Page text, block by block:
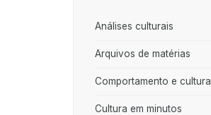
Análises culturais
Arquivos de matérias
Comportamento e cultura
Cultura em minutos